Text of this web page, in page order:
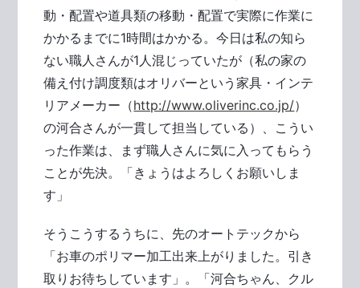
動・配置や道具類の移動・配置で実際に作業に
かかるまでに1時間はかかる。今日は私の知ら
ない職人さんが1人混じっていたが（私の家の
備え付け調度類はオリバーという家具・インテ
リアメーカー（http://www.oliverinc.co.jp/）
の河合さんが一貫して担当している）、こうい
った作業は、まず職人さんに気に入ってもらう
ことが先決。「きょうはよろしくお願いしま
す」
そうこうするうちに、先のオートテックから
「お車のポリマー加工出来上がりました。引き
取りお待ちしています」。「河合ちゃん、クル